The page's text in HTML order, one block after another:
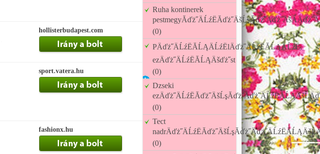
hollisterbudapest.com
sport.vatera.hu
fashionx.hu
Ruha kontinerek
(0)
PÄďż˝ÄĹźËĂĹĄÄĹźËlÄďż˝ÄĹźËĂĹĄÄĹźË,
ezÄďż˝ÄĹźËĂĹĄÄšďż˝st
(0)
Dzseki
(0)
Tect
(0)